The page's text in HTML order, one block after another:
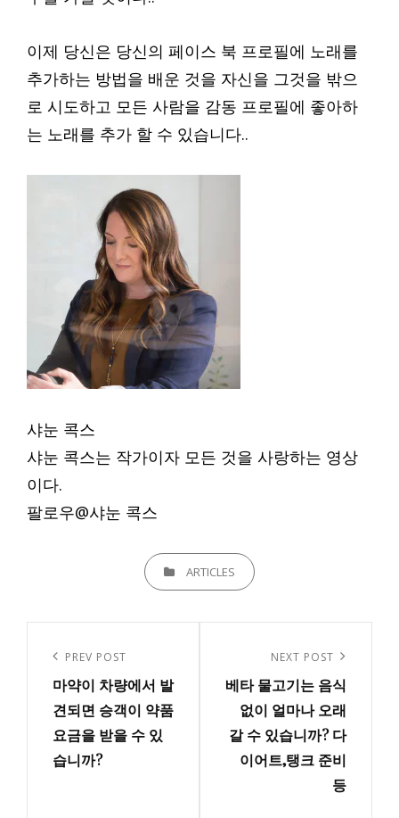
이제 당신은 당신의 페이스 북 프로필에 노래를
추가하는 방법을 배운 것을 자신을 그것을 밖으
로 시도하고 모든 사람을 감동 프로필에 좋아하
는 노래를 추가 할 수 있습니다..
샤눈 콕스
샤눈 콕스는 작가이자 모든 것을 사랑하는 영상
이다.
팔로우@샤눈 콕스
CATEGORIESARTICLES
Previous
Post
PREV POST
마약이 차량에서 발
견되면 승객이 약품
요금을 받을 수 있
습니까?
Post
NEXT POST
베타 물고기는 음식
없이 얼마나 오래
갈 수 있습니까? 다
이어트,탱크 준비
등